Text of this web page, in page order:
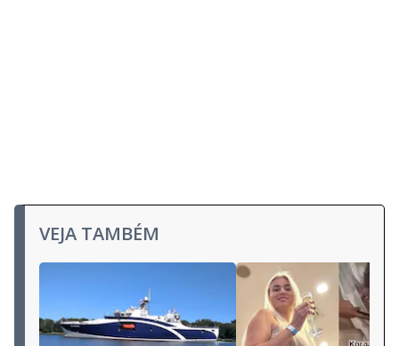
VEJA TAMBÉM